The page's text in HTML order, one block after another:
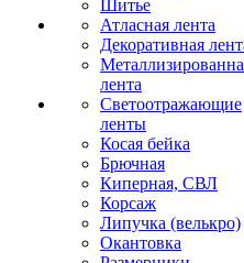
Шитье
Атласная лента
Декоративная
лента
Светоотражающие
ленты
Косая бейка
Брючная
Киперная, СВЛ
Корсаж
Липучка (велькро)
Окантовка